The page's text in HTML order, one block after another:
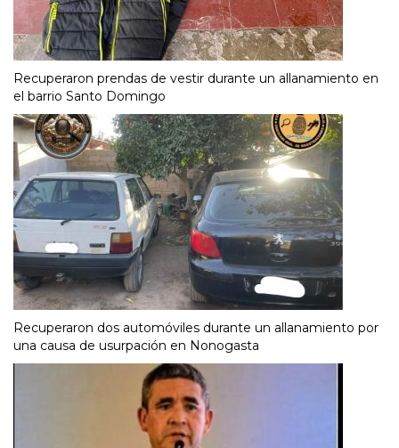
Recuperaron prendas de vestir durante un allanamiento en
el barrio Santo Domingo
Recuperaron dos automóviles durante un allanamiento por
una causa de usurpación en Nonogasta